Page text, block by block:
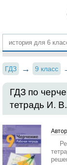
ГДЗ 9 класс
ГДЗ по
тетрадь И.